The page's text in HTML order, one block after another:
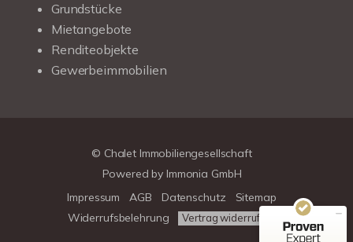
Grundstücke
Mietangebote
Renditeobjekte
Gewerbeimmobilien
© Chalet Immobiliengesellschaft
Powered by Immonia GmbH
Impressum
AGB Datenschutz
Sitemap
Widerrufsbelehrung
Vertrag widerrufen
SEHR GUT
4,78 / 5,00
39
Bewertungen auf
313